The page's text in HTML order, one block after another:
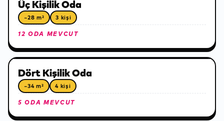
Üç Kişilik Oda
~28 m² 3 kişi
12 ODA MEVCUT
Dört Kişilik Oda
~34 m² 4 kişi
5 ODA MEVCUT